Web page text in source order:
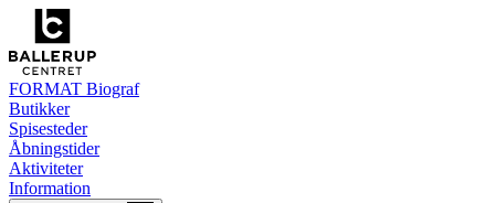
FORMAT Biograf
Butikker
Spisesteder
Åbningstider
Aktiviteter
Information